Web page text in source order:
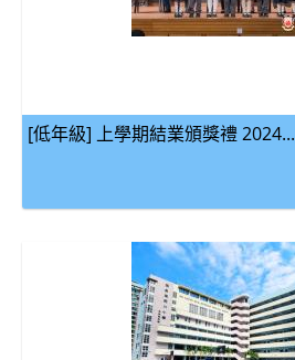
[低年級] 上學期結業頒獎禮 2024...